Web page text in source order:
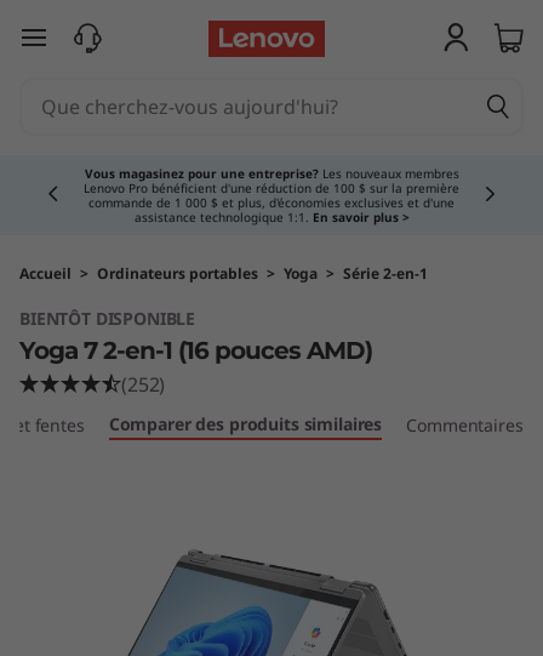
passer au contenu principal
Vous magasinez pour une entreprise?Les nouveaux membres
Lenovo Pro bénéficient d'une réduction de 100 $ sur la première
commande de 1 000 $ et plus, d'économies exclusives et d'une
assistance technologique 1:1. En savoir plus >
Currently displaying item 3 of 5
Accueil > Ordinateurs portables > Yoga > Série 2-en-1
BIENTÔT DISPONIBLE
Yoga 7 2-en-1 (16 pouces AMD)
(252)
et fentes Comparer des produits similaires Commentaires